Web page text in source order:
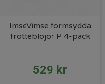
ImseVimse formsydda
frottéblöjor P 4-pack
529 kr